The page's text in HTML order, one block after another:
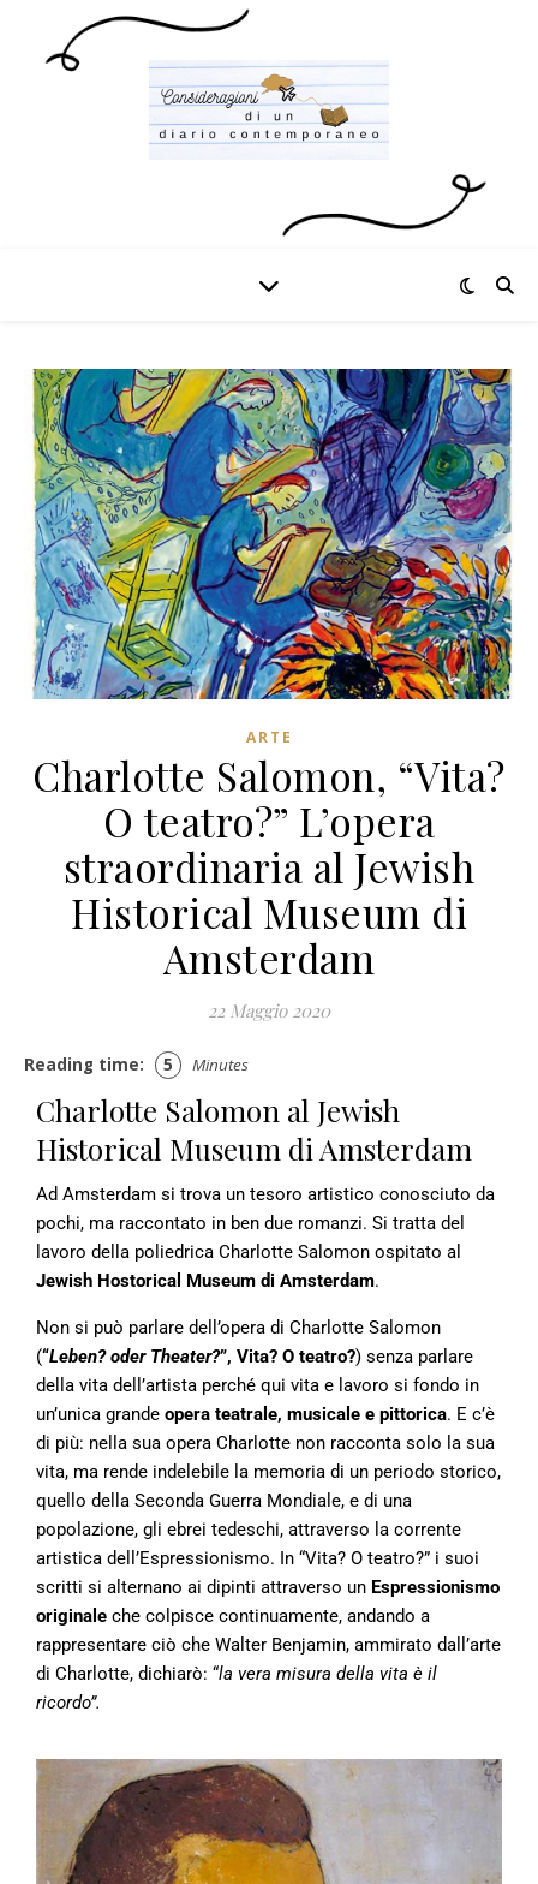
ARTE
Charlotte Salomon, “Vita?
O teatro?” L’opera
straordinaria al Jewish
Historical Museum di
Amsterdam
22 Maggio 2020
Reading time: 5 Minutes
Charlotte Salomon al Jewish
Historical Museum di Amsterdam
Ad Amsterdam si trova un tesoro artistico conosciuto da
pochi, ma raccontato in ben due romanzi. Si tratta del
lavoro della poliedrica Charlotte Salomon ospitato al
Jewish Hostorical Museum di Amsterdam.
Non si può parlare dell’opera di Charlotte Salomon
(“Leben? oder Theater?”, Vita? O teatro?) senza parlare
della vita dell’artista perché qui vita e lavoro si fondo in
un’unica grande opera teatrale, musicale e pittorica. E c’è
di più: nella sua opera Charlotte non racconta solo la sua
vita, ma rende indelebile la memoria di un periodo storico,
quello della Seconda Guerra Mondiale, e di una
popolazione, gli ebrei tedeschi, attraverso la corrente
artistica dell’Espressionismo. In “Vita? O teatro?” i suoi
scritti si alternano ai dipinti attraverso un Espressionismo
originale che colpisce continuamente, andando a
rappresentare ciò che Walter Benjamin, ammirato dall’arte
di Charlotte, dichiarò: “la vera misura della vita è il
ricordo”.